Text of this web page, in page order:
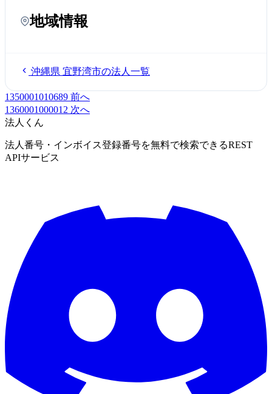
地域情報
沖縄県 宜野湾市の法人一覧
1350001010689 前へ
1360001000012 次へ
法人くん
法人番号・インボイス登録番号を無料で検索できるREST
APIサービス